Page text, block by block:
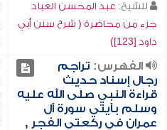
للشيخ: عبد المحسن العباد
جزء من محاضرة ( شرح سنن أبي
داود [123])
الفهرس: تراجم
رجال إسناد حديث
قراءة النبي صلى الله عليه
وسلم بآيتي سورة آل
عمران في ركعتي الفجر ,